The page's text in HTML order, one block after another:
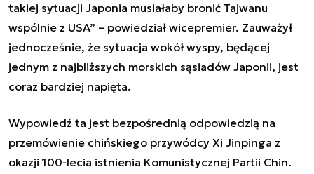
takiej sytuacji Japonia musiałaby bronić Tajwanu
wspólnie z USA” – powiedział wicepremier. Zauważył
jednocześnie, że sytuacja wokół wyspy, będącej
jednym z najbliższych morskich sąsiadów Japonii, jest
coraz bardziej napięta.
Wypowiedź ta jest bezpośrednią odpowiedzią na
przemówienie chińskiego przywódcy Xi Jinpinga z
okazji 100-lecia istnienia Komunistycznej Partii Chin.